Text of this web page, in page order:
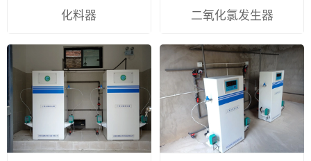
化料器 二氧化氯发生器